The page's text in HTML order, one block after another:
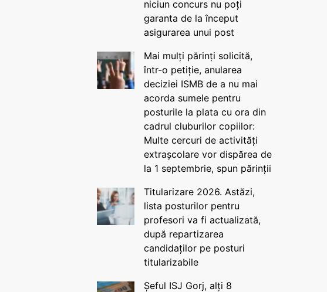
niciun concurs nu poți
garanta de la început
asigurarea unui post
Mai mulți părinți solicită,
într-o petiție, anularea
deciziei ISMB de a nu mai
acorda sumele pentru
posturile la plata cu ora din
cadrul cluburilor copiilor:
Multe cercuri de activități
extrașcolare vor dispărea de
la 1 septembrie, spun părinții
Titularizare 2026. Astăzi,
lista posturilor pentru
profesori va fi actualizată,
după repartizarea
candidaților pe posturi
titularizabile
Șeful ISJ Gorj, alți 8